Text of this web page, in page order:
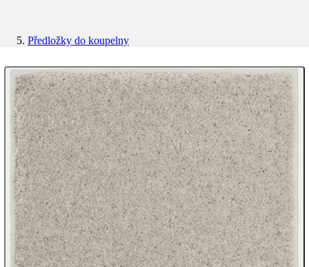
Předložky do koupelny